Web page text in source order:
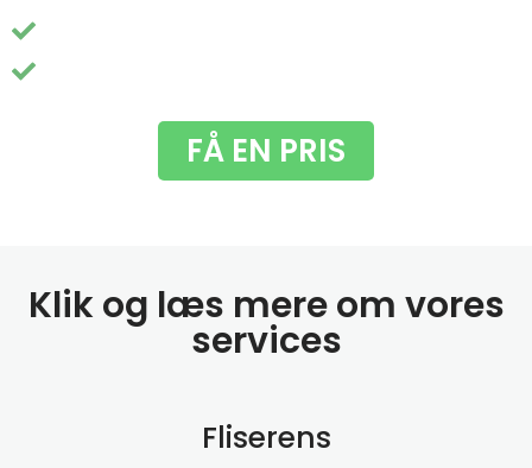
FÅ EN PRIS
Klik og læs mere om vores
services
Fliserens